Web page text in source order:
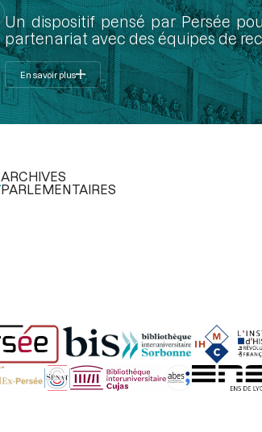
Un dispositif pensé par Persée
partenariat avec des équipes de
En savoir plus
ARCHIVES
PARLEMENTAIRES